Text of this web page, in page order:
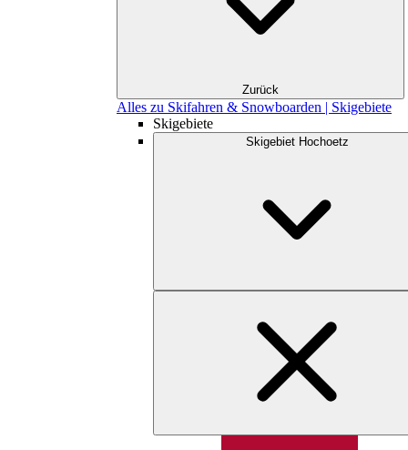
Zurück
Alles zu Skifahren & Snowboarden | Skigebiete
Skigebiete
Skigebiet Hochoetz